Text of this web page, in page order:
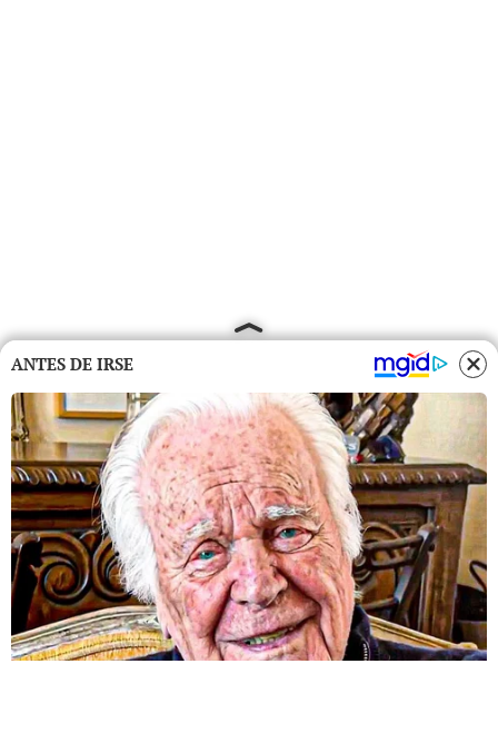
ANTES DE IRSE